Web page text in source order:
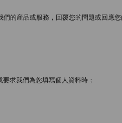
的産品或服務，回覆您的問題或回應
求我們為您填寫個人資料時；